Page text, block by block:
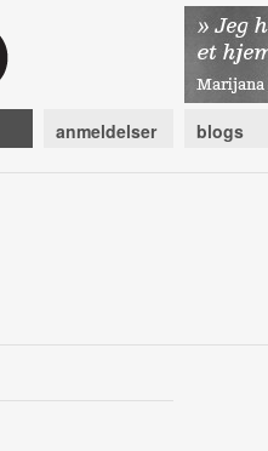
anmeldelser blogs